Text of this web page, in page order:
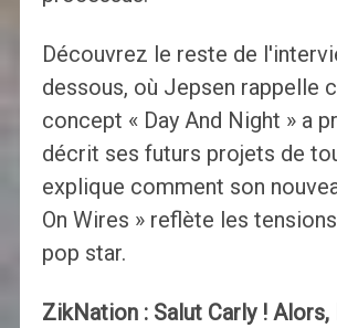
Découvrez le reste de
dessous, où Jepsen rappelle
concept « Day And Night » a
décrit ses futurs projets de
explique comment son
On Wires » reflète les
pop star.
ZikNation : Salut Carly ! Alors,